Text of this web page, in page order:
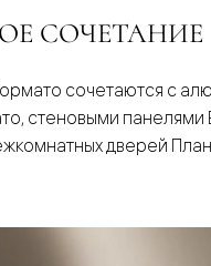
СОЧЕТАНИЕ
сочетаются с
стеновыми панелями
дверей